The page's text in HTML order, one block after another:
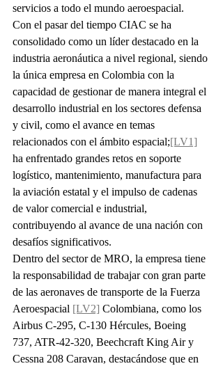
servicios a todo el mundo aeroespacial.
Con el pasar del tiempo CIAC se ha
consolidado como un líder destacado en la
industria aeronáutica a nivel regional, siendo
la única empresa en Colombia con la
capacidad de gestionar de manera integral el
desarrollo industrial en los sectores defensa
y civil, como el avance en temas
relacionados con el ámbito espacial;[LV1]
ha enfrentado grandes retos en soporte
logístico, mantenimiento, manufactura para
la aviación estatal y el impulso de cadenas
de valor comercial e industrial,
contribuyendo al avance de una nación con
desafíos significativos.
Dentro del sector de MRO, la empresa tiene
la responsabilidad de trabajar con gran parte
de las aeronaves de transporte de la Fuerza
Aeroespacial [LV2] Colombiana, como los
Airbus C-295, C-130 Hércules, Boeing
737, ATR-42-320, Beechcraft King Air y
Cessna 208 Caravan, destacándose que en